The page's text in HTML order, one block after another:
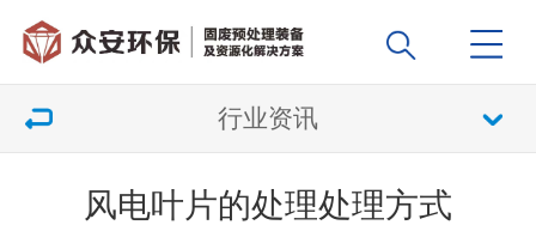
行业资讯
风电叶片的处理处理方式